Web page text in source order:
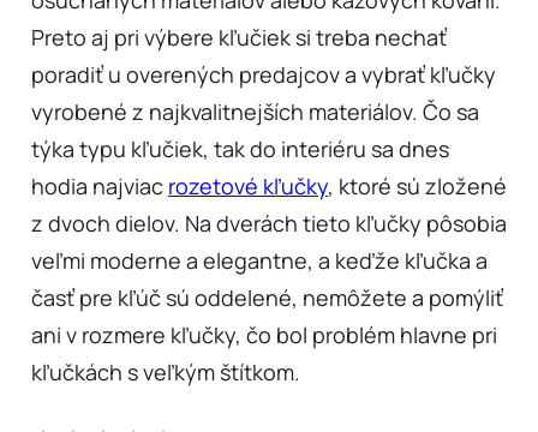
Preto aj pri výbere kľučiek si treba nechať
poradiť u overených predajcov a vybrať kľučky
vyrobené z najkvalitnejších materiálov. Čo sa
týka typu kľučiek, tak do interiéru sa dnes
hodia najviac rozetové kľučky, ktoré sú zložené
z dvoch dielov. Na dverách tieto kľučky pôsobia
veľmi moderne a elegantne, a keďže kľučka a
časť pre kľúč sú oddelené, nemôžete a pomýliť
ani v rozmere kľučky, čo bol problém hlavne pri
kľučkách s veľkým štítkom.